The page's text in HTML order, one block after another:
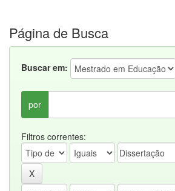
Página de Busca
Buscar em:
por
Filtros correntes: